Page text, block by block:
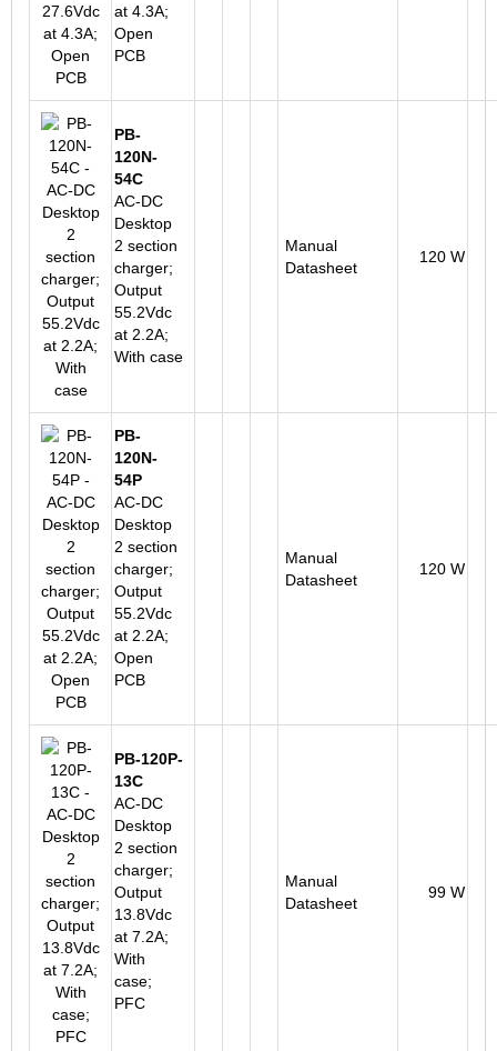
at 4.3A;
Open
PCB
PB-
120N-
54C
AC-DC
Desktop
2 section
charger;
Output
55.2Vdc
at 2.2A;
With case
Manual
Datasheet
120 W
PB-
120N-
54P
AC-DC
Desktop
2 section
charger;
Output
55.2Vdc
at 2.2A;
Open
PCB
Manual
Datasheet
120 W
PB-120P-
13C
AC-DC
Desktop
2 section
charger;
Output
13.8Vdc
at 7.2A;
With
case;
PFC
Manual
Datasheet
99 W